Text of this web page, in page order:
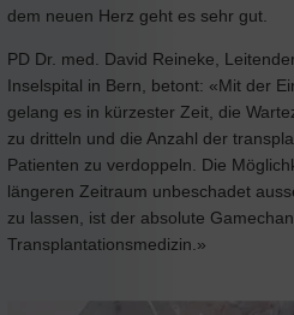
dem neuen Herz geht es sehr gut.
PD Dr. med. David Reineke,
Inselspital in Bern, betont: «Mit der
gelang es in kürzester Zeit, die
zu dritteln und die Anzahl der
Patienten zu verdoppeln. Die
längeren Zeitraum unbeschadet
zu lassen, ist der absolute
Transplantationsmedizin.»